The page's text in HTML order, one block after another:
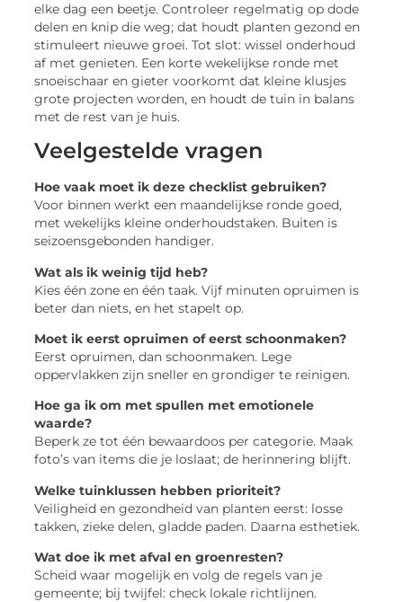
elke dag een beetje. Controleer regelmatig op dode
delen en knip die weg; dat houdt planten gezond en
stimuleert nieuwe groei. Tot slot: wissel onderhoud
af met genieten. Een korte wekelijkse ronde met
snoeischaar en gieter voorkomt dat kleine klusjes
grote projecten worden, en houdt de tuin in balans
met de rest van je huis.
Veelgestelde vragen
Hoe vaak moet ik deze checklist gebruiken?
Voor binnen werkt een maandelijkse ronde goed,
met wekelijks kleine onderhoudstaken. Buiten is
seizoensgebonden handiger.
Wat als ik weinig tijd heb?
Kies één zone en één taak. Vijf minuten opruimen is
beter dan niets, en het stapelt op.
Moet ik eerst opruimen of eerst schoonmaken?
Eerst opruimen, dan schoonmaken. Lege
oppervlakken zijn sneller en grondiger te reinigen.
Hoe ga ik om met spullen met emotionele
waarde?
Beperk ze tot één bewaardoos per categorie. Maak
foto’s van items die je loslaat; de herinnering blijft.
Welke tuinklussen hebben prioriteit?
Veiligheid en gezondheid van planten eerst: losse
takken, zieke delen, gladde paden. Daarna esthetiek.
Wat doe ik met afval en groenresten?
Scheid waar mogelijk en volg de regels van je
gemeente; bij twijfel: check lokale richtlijnen.